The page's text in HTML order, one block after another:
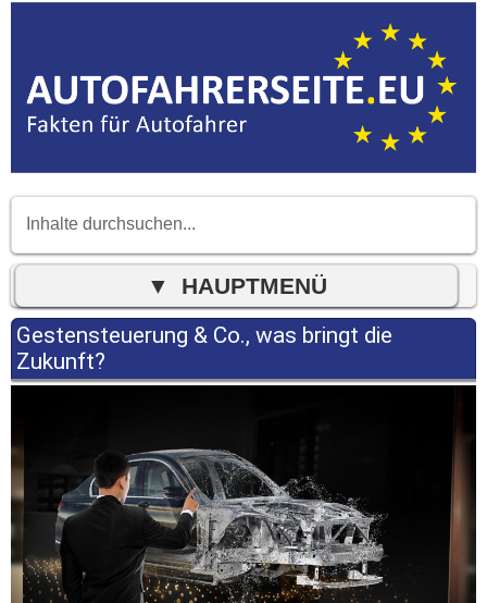
Gestensteuerung & Co., was bringt die
Zukunft?